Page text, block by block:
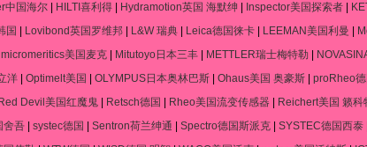
中国海尔 HILTI喜利得 Hydramotion英国 海默绅 Inspector美国探索者
国 Lovibond英国罗维邦| L&W 瑞典| Leica德国徕卡| LEEMAN美国利曼
micromeritics美国麦克| Mitutoyo日本三丰| METTLER瑞士梅特勒
洋 Optimelt美国 OLYMPUS日本奥林巴斯 Ohaus美国 奥豪斯 proRheo
Red Devil美国红魔鬼 Retsch德国 Rheo美国流变传感器 Reichert美国 籁科
舍吾| systec德国 Sentron荷兰绅通 Spectro德国斯派克| SYSTEC德国西泰|